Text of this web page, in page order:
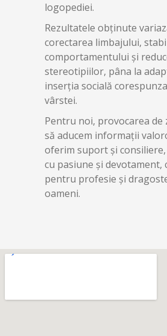
logopediei.
Rezultatele obținute
corectarea limbajului,
comportamentului și
stereotipiilor, pâna la
inserția socială
vârstei.
Pentru noi, provocarea de
să aducem informații
oferim suport și
cu pasiune și devotament,
pentru profesie și
oameni.